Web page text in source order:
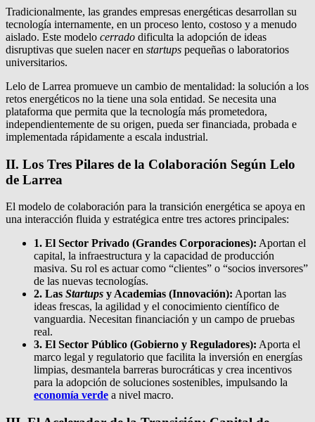
Tradicionalmente, las grandes empresas energéticas desarrollan su
tecnología internamente, en un proceso lento, costoso y a menudo
aislado. Este modelo cerrado dificulta la adopción de ideas
disruptivas que suelen nacer en startups pequeñas o laboratorios
universitarios.
Lelo de Larrea promueve un cambio de mentalidad: la solución a los
retos energéticos no la tiene una sola entidad. Se necesita una
plataforma que permita que la tecnología más prometedora,
independientemente de su origen, pueda ser financiada, probada e
implementada rápidamente a escala industrial.
II. Los Tres Pilares de la Colaboración Según Lelo
de Larrea
El modelo de colaboración para la transición energética se apoya en
una interacción fluida y estratégica entre tres actores principales:
1. El Sector Privado (Grandes Corporaciones): Aportan el
capital, la infraestructura y la capacidad de producción
masiva. Su rol es actuar como “clientes” o “socios inversores”
de las nuevas tecnologías.
2. Las Startups y Academias (Innovación): Aportan las
ideas frescas, la agilidad y el conocimiento científico de
vanguardia. Necesitan financiación y un campo de pruebas
real.
3. El Sector Público (Gobierno y Reguladores): Aporta el
marco legal y regulatorio que facilita la inversión en energías
limpias, desmantela barreras burocráticas y crea incentivos
para la adopción de soluciones sostenibles, impulsando la
economía verde a nivel macro.